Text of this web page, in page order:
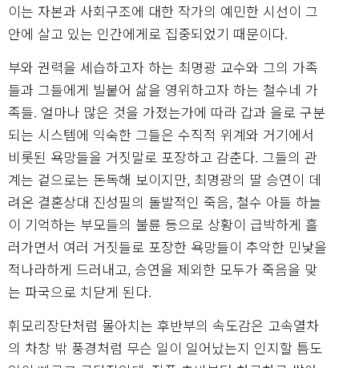
이는 자본과 사회구조에 대한 작가의 예민한 시선이 그
안에 살고 있는 인간에게로 집중되었기 때문이다.
부와 권력을 세습하고자 하는 최명광 교수와 그의 가족
들과 그들에게 빌붙어 삶을 영위하고자 하는 철수네 가
족들. 얼마나 많은 것을 가졌는가에 따라 갑과 을로 구분
되는 시스템에 익숙한 그들은 수직적 위계와 거기에서
비롯된 욕망들을 거짓말로 포장하고 감춘다. 그들의 관
계는 겉으로는 돈독해 보이지만, 최명광의 딸 승연이 데
려온 결혼상대 진성필의 돌발적인 죽음, 철수 아들 하늘
이 기억하는 부모들의 불륜 등으로 상황이 급박하게 흘
러가면서 여러 거짓들로 포장한 욕망들이 추악한 민낯을
적나라하게 드러내고, 승연을 제외한 모두가 죽음을 맞
는 파국으로 치닫게 된다.
휘모리장단처럼 몰아치는 후반부의 속도감은 고속열차
의 차창 밖 풍경처럼 무슨 일이 일어났는지 인지할 틈도